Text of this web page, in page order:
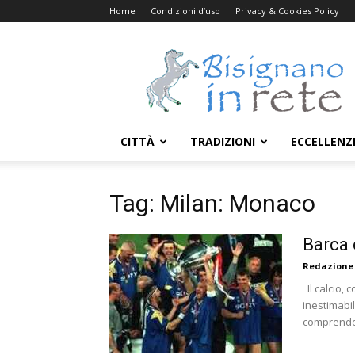
Home Condizioni d’uso Privacy & Cookies Policy
Bisignanoinrete.com
CITTÀ TRADIZIONI
Tag: Milan: Monaco
Barca
Redazione
Il calcio,